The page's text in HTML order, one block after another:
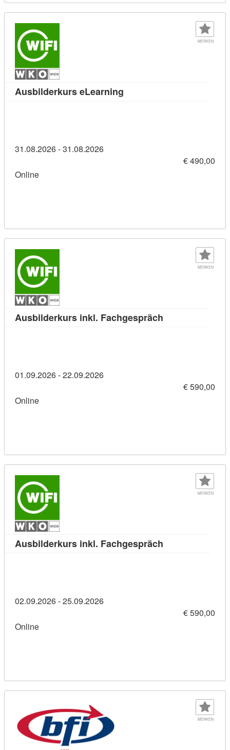
MERKEN
Ausbilderkurs eLearning
31.08.2026 - 31.08.2026
€ 490,00
Online
MERKEN
Ausbilderkurs inkl. Fachgespräch
01.09.2026 - 22.09.2026
€ 590,00
Online
MERKEN
Ausbilderkurs inkl. Fachgespräch
02.09.2026 - 25.09.2026
€ 590,00
Online
MERKEN